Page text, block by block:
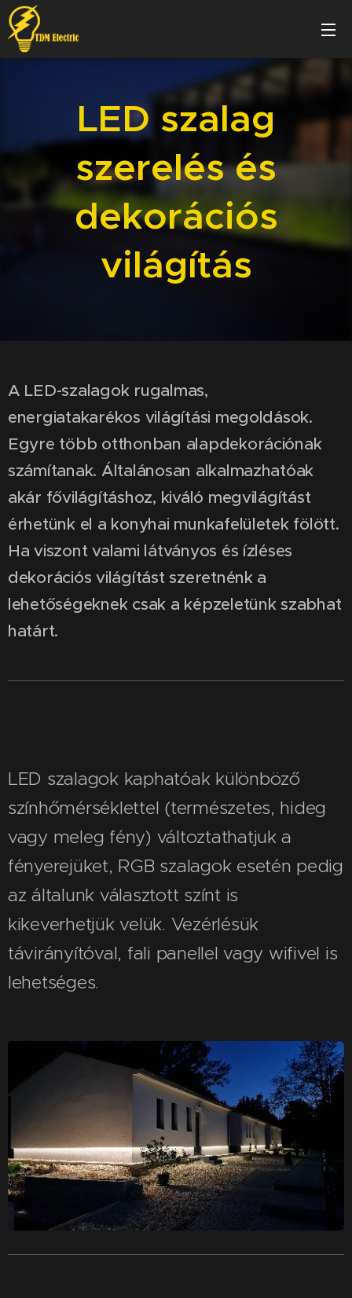
LED szalag
szerelés és
dekorációs
világítás
A LED-szalagok rugalmas,
energiatakarékos világítási megoldások.
Egyre több otthonban alapdekorációnak
számítanak. Általánosan alkalmazhatóak
akár fővilágításhoz, kiváló megvilágítást
érhetünk el a konyhai munkafelületek fölött.
Ha viszont valami látványos és ízléses
dekorációs világítást szeretnénk a
lehetőségeknek csak a képzeletünk szabhat
határt.
LED szalagok kaphatóak különböző
színhőmérséklettel (természetes, hideg
vagy meleg fény) változtathatjuk a
fényerejüket, RGB szalagok esetén pedig
az általunk választott színt is
kikeverhetjük velük. Vezérlésük
távirányítóval, fali panellel vagy wifivel is
lehetséges.